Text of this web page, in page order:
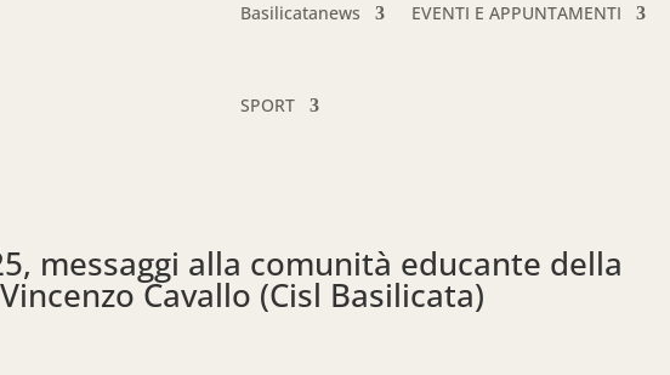
Basilicatanews EVENTI E APPUNTAMENTI
SPORT
messaggi alla comunità educante della
Cavallo (Cisl Basilicata)